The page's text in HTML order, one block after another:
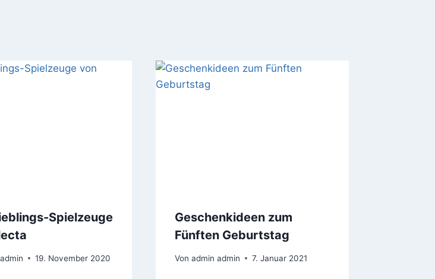
Spielzeuge
19. November 2020
Geschenkideen zum
Fünften Geburtstag
Von admin admin 7. Januar 2021